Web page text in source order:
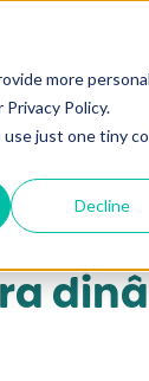
more
Policy.
just one tiny
Decline